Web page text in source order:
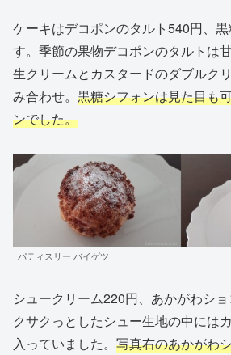
ケーキはデコポンのタルト540円、
す。季節の果物デコポンのタルトは
生クリームとカスタードのダブルク
み合わせ。 黒糖シフォンは見た目も
ンでした。
パティスリー バイゲツ
シュークリーム220円、あかがわシ
クサクっとしたシュー生地の中には
入っていました。 写真右のあかがわ